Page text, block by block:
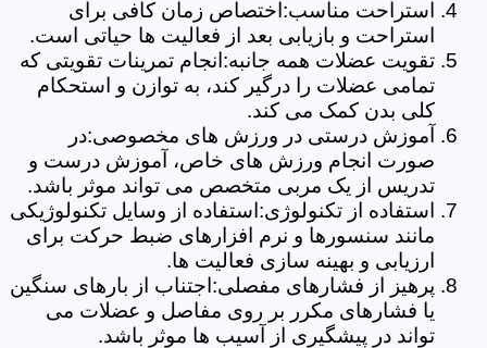
استراحت مناسب:اختصاص زمان کافی برای
استراحت و بازیابی بعد از فعالیت ها حیاتی است.
تقویت عضلات همه جانبه:انجام تمرینات تقویتی که
تمامی عضلات را درگیر کند، به توازن و استحکام
کلی بدن کمک می کند.
آموزش درستی در ورزش های مخصوصی:در
صورت انجام ورزش های خاص، آموزش درست و
تدریس از یک مربی متخصص می تواند موثر باشد.
استفاده از تکنولوژی:استفاده از وسایل تکنولوژیکی
مانند سنسورها و نرم افزارهای ضبط حرکت برای
ارزیابی و بهینه سازی فعالیت ها.
پرهیز از فشارهای مفصلی:اجتناب از بارهای سنگین
یا فشارهای مکرر بر روی مفاصل و عضلات می
تواند در پیشگیری از آسیب ها موثر باشد.